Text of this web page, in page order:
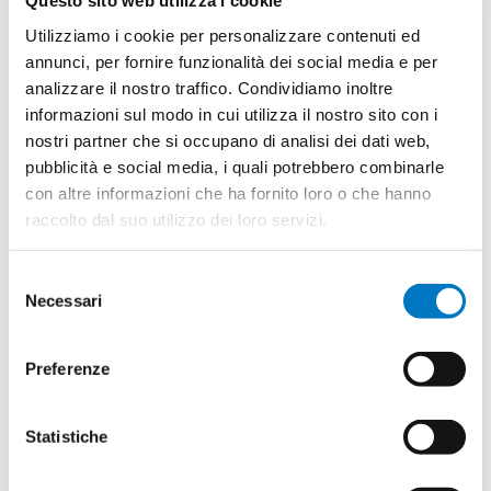
Utilizziamo i cookie per personalizzare contenuti ed
annunci, per fornire funzionalità dei social media e per
analizzare il nostro traffico. Condividiamo inoltre
informazioni sul modo in cui utilizza il nostro sito con i
nostri partner che si occupano di analisi dei dati web,
pubblicità e social media, i quali potrebbero combinarle
con altre informazioni che ha fornito loro o che hanno
raccolto dal suo utilizzo dei loro servizi.
delNecessari
Preferenze
Statistiche
allegati
Bilancio dettagliato
Bilancio sintetico